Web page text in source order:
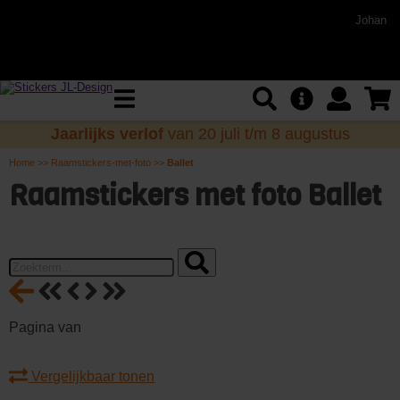
Johan
Jaarlijks verlof van 20 juli t/m 8 augustus
Home >> Raamstickers-met-foto >> Ballet
Raamstickers met foto Ballet
Pagina van
Vergelijkbaar tonen